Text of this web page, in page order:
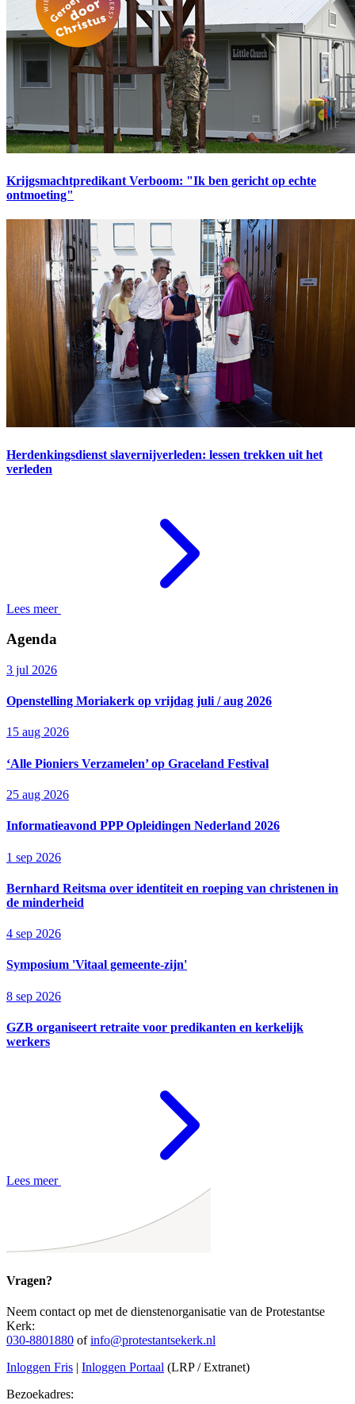
Krijgsmachtpredikant Verboom: "Ik ben gericht op echte
ontmoeting"
Herdenkingsdienst slavernijverleden: lessen trekken uit het
verleden
Lees meer
Agenda
3 jul 2026
Openstelling Moriakerk op vrijdag juli / aug 2026
15 aug 2026
‘Alle Pioniers Verzamelen’ op Graceland Festival
25 aug 2026
Informatieavond PPP Opleidingen Nederland 2026
1 sep 2026
Bernhard Reitsma over identiteit en roeping van christenen in
de minderheid
4 sep 2026
Symposium 'Vitaal gemeente-zijn'
8 sep 2026
GZB organiseert retraite voor predikanten en kerkelijk
werkers
Lees meer
Vragen?
Neem contact op met de dienstenorganisatie van de Protestantse
Kerk:
030-8801880 ofinfo@protestantsekerk.nl
Inloggen Fris | Inloggen Portaal (LRP / Extranet)
Bezoekadres: